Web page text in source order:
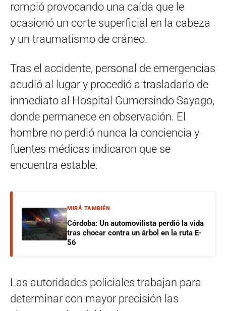
rompió provocando una caída que le
ocasionó un corte superficial en la cabeza
y un traumatismo de cráneo.
Tras el accidente, personal de emergencias
acudió al lugar y procedió a trasladarlo de
inmediato al Hospital Gumersindo Sayago,
donde permanece en observación. El
hombre no perdió nunca la conciencia y
fuentes médicas indicaron que se
encuentra estable.
MIRÁ TAMBIÉN
Córdoba: Un automovilista perdió la vida
tras chocar contra un árbol en la ruta E-
56
Las autoridades policiales trabajan para
determinar con mayor precisión las